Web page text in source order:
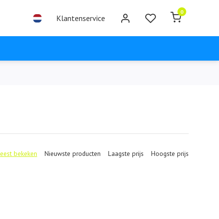
Klantenservice
0
bekeken Nieuwste producten Laagste prijs Hoogste prijs